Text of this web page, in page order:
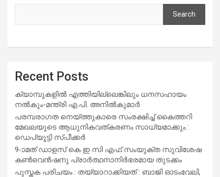
Search
Recent Posts
ക്യാമ്പുകളിൽ എത്തിയില്ലെങ്കിലും ധനസഹായം
നൽകും-മന്ത്രി എ.പി. അനിൽകുമാർ
പരമ്പരാഗത നെയ്ത്തുകാരെ സംരക്ഷിച്ച് കൈത്തറി
മേഖലയുടെ ആധുനികവത്കരണം സാധ്യമാക്കും :
ഡെപ്യൂട്ടി സ്പീക്കർ
9-ാമത് ഡാളസ് കെ ഇ സി എഫ് സംയുക്ത സുവിശേഷ
കൺവെൻഷനു പ്രാർത്ഥനാനിർഭരമായ തുടക്കം
പുസ്തക പരിചയം : തയ്യാറാക്കിയത് : ബാജി ഓടംവേലി,